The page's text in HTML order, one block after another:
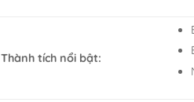
Thành tích nổi bật: